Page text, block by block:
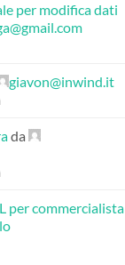
per modifica dati
giavon@inwind.it
da
per commercialista